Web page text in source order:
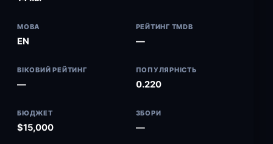
МОВА
EN
РЕЙТИНГ TMDB
—
ВІКОВИЙ РЕЙТИНГ
—
ПОПУЛЯРНІСТЬ
0.220
БЮДЖЕТ
$15,000
ЗБОРИ
—